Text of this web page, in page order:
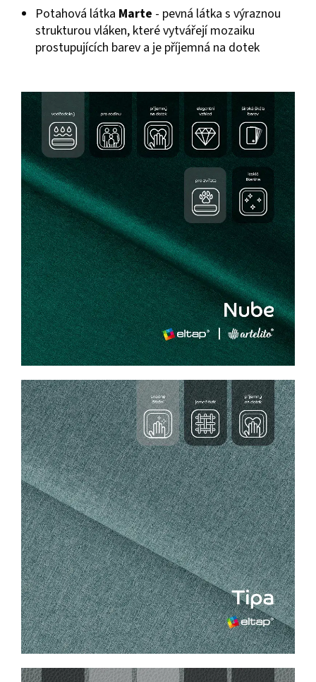
Potahová látka Marte - pevná látka s výraznou
strukturou vláken, které vytvářejí mozaiku
prostupujících barev a je příjemná na dotek